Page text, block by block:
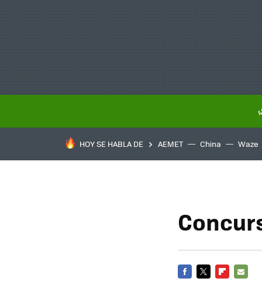
HOY SE HABLA DE AEMET China Waze